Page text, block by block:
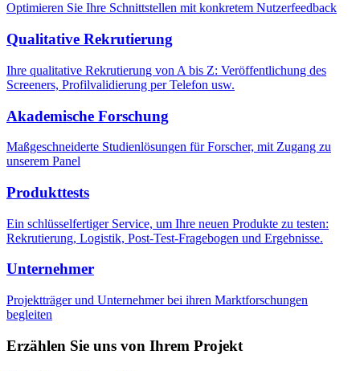
Optimieren Sie Ihre Schnittstellen mit konkretem Nutzerfeedback
Qualitative Rekrutierung
Ihre qualitative Rekrutierung von A bis Z: Veröffentlichung des
Screeners, Profilvalidierung per Telefon usw.
Akademische Forschung
Maßgeschneiderte Studienlösungen für Forscher, mit Zugang zu
unserem Panel
Produkttests
Ein schlüsselfertiger Service, um Ihre neuen Produkte zu testen:
Rekrutierung, Logistik, Post-Test-Fragebogen und Ergebnisse.
Unternehmer
Projektträger und Unternehmer bei ihren Marktforschungen
begleiten
Erzählen Sie uns von Ihrem Projekt